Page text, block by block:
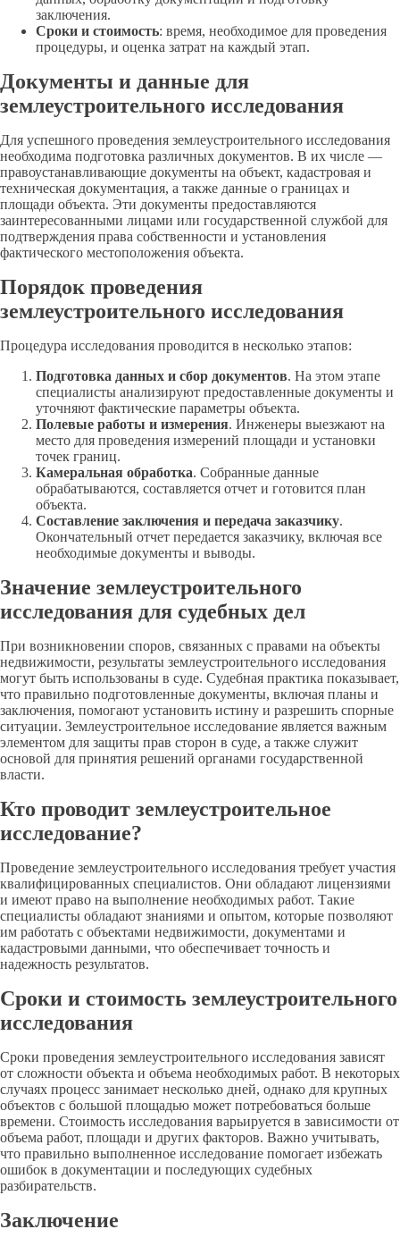
заключения.
Сроки и стоимость: время, необходимое для проведения
процедуры, и оценка затрат на каждый этап.
Документы и данные для
землеустроительного исследования
Для успешного проведения землеустроительного исследования
необходима подготовка различных документов. В их числе —
правоустанавливающие документы на объект, кадастровая и
техническая документация, а также данные о границах и
площади объекта. Эти документы предоставляются
заинтересованными лицами или государственной службой для
подтверждения права собственности и установления
фактического местоположения объекта.
Порядок проведения
землеустроительного исследования
Процедура исследования проводится в несколько этапов:
Подготовка данных и сбор документов. На этом этапе
специалисты анализируют предоставленные документы и
уточняют фактические параметры объекта.
Полевые работы и измерения. Инженеры выезжают на
место для проведения измерений площади и установки
точек границ.
Камеральная обработка. Собранные данные
обрабатываются, составляется отчет и готовится план
объекта.
Составление заключения и передача заказчику.
Окончательный отчет передается заказчику, включая все
необходимые документы и выводы.
Значение землеустроительного
исследования для судебных дел
При возникновении споров, связанных с правами на объекты
недвижимости, результаты землеустроительного исследования
могут быть использованы в суде. Судебная практика показывает,
что правильно подготовленные документы, включая планы и
заключения, помогают установить истину и разрешить спорные
ситуации. Землеустроительное исследование является важным
элементом для защиты прав сторон в суде, а также служит
основой для принятия решений органами государственной
власти.
Кто проводит землеустроительное
исследование?
Проведение землеустроительного исследования требует участия
квалифицированных специалистов. Они обладают лицензиями
и имеют право на выполнение необходимых работ. Такие
специалисты обладают знаниями и опытом, которые позволяют
им работать с объектами недвижимости, документами и
кадастровыми данными, что обеспечивает точность и
надежность результатов.
Сроки и стоимость землеустроительного
исследования
Сроки проведения землеустроительного исследования зависят
от сложности объекта и объема необходимых работ. В некоторых
случаях процесс занимает несколько дней, однако для крупных
объектов с большой площадью может потребоваться больше
времени. Стоимость исследования варьируется в зависимости от
объема работ, площади и других факторов. Важно учитывать,
что правильно выполненное исследование помогает избежать
ошибок в документации и последующих судебных
разбирательств.
Заключение